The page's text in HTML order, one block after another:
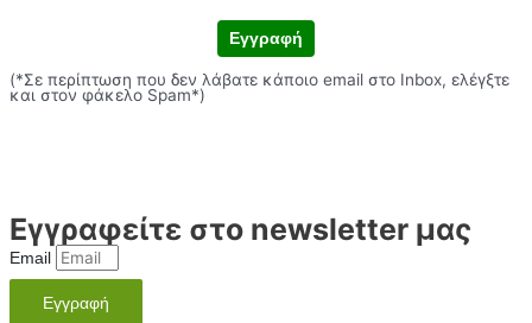
Εγγραφή
(*Σε περίπτωση που δεν λάβατε κάποιο email στο Inbox, ελέγξτε
και στον φάκελο Spam*)
Εγγραφείτε στο newsletter μας
Email
Εγγραφή